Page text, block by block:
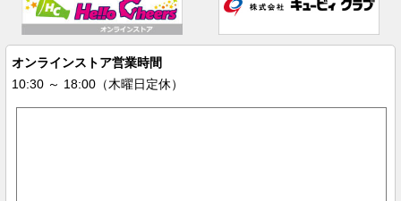
オンラインストア営業時間
10:30 ～ 18:00（木曜日定休）